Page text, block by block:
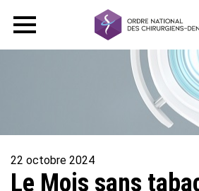
22 octobre 2024
Le Mois sans